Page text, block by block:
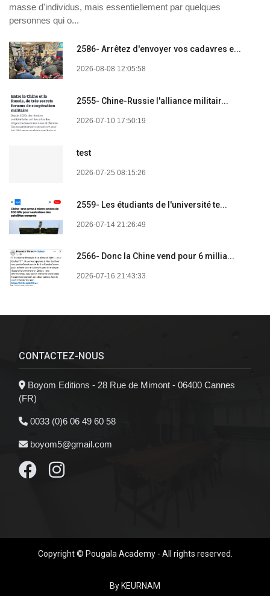
masse d'individus, mais essentiellement par quelques
personnes qui o...
2586- Arrêtez d'envoyer vos cadavres e...
2026-08-08 12:05:58
2555- Chine-Russie l'alliance militair...
2026-07-10 17:50:19
test
2026-07-25 08:15:26
2559- Les étudiants de l'université te...
2026-07-14 21:26:49
2566- Donc la Chine vend pour 6 millia...
2026-07-16 21:43:33
CONTACTEZ-NOUS
Boyom Editions - 28 Rue de Mimont - 06400 Cannes
(FR)
0033 (0)6 06 49 60 58
boyom5@gmail.com
Copyright © Pougala Academy - All rights reserved.
By KEURNAM